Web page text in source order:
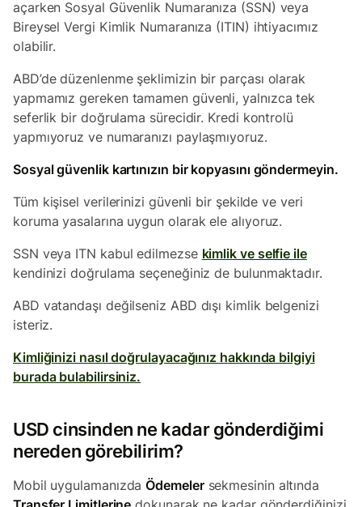
açarken Sosyal Güvenlik Numaranıza (SSN) veya
Bireysel Vergi Kimlik Numaranıza (ITIN) ihtiyacımız
olabilir.
ABD’de düzenlenme şeklimizin bir parçası olarak
yapmamız gereken tamamen güvenli, yalnızca tek
seferlik bir doğrulama sürecidir. Kredi kontrolü
yapmıyoruz ve numaranızı paylaşmıyoruz.
Sosyal güvenlik kartınızın bir kopyasını göndermeyin.
Tüm kişisel verilerinizi güvenli bir şekilde ve veri
koruma yasalarına uygun olarak ele alıyoruz.
SSN veya ITN kabul edilmezse kimlik ve selfie ile
kendinizi doğrulama seçeneğiniz de bulunmaktadır.
ABD vatandaşı değilseniz ABD dışı kimlik belgenizi
isteriz.
Kimliğinizi nasıl doğrulayacağınız hakkında bilgiyi
burada bulabilirsiniz.
USD cinsinden ne kadar gönderdiğimi
nereden görebilirim?
Mobil uygulamanızdaÖdemelersekmesinin altında